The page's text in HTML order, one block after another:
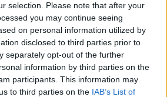
selection. Please note that after your
you may continue seeing
on personal information utilized by
disclosed to third parties prior to
separately opt-out of the further
information by third parties on the
participants. This information may
to third parties on the IAB’s List of
a mai kamatdöntés
a piac régóta nem
mutat a kamatszint
25 bázisponttal történő
A kamatdöntés mellett a friss
napvilágot lát, melyből